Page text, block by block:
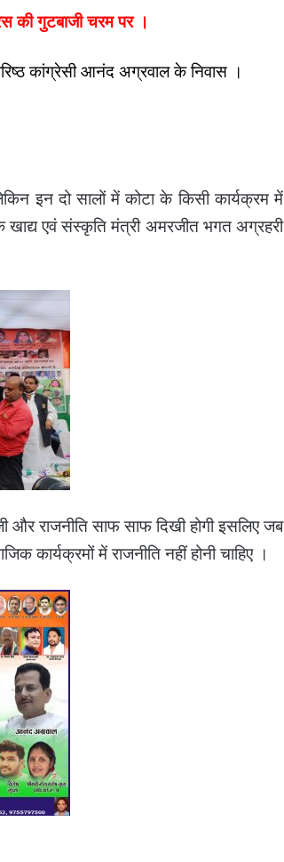
की गुटबाजी चरम पर ।
कांग्रेसी आनंद अग्रवाल के निवास ।
इन दो सालों में कोटा के किसी कार्यक्रम में
एवं संस्कृति मंत्री अमरजीत भगत अग्रहरी
और राजनीति साफ साफ दिखी होगी इसलिए जब
कार्यक्रमों में राजनीति नहीं होनी चाहिए ।